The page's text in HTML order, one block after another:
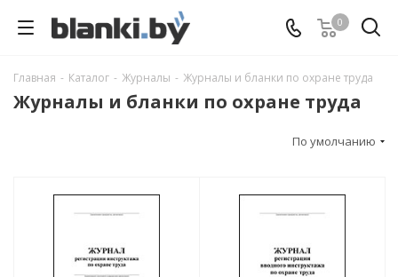
0
Главная - Каталог - Журналы - Журналы и бланки по охране труда
Журналы и бланки по охране труда
По умолчанию